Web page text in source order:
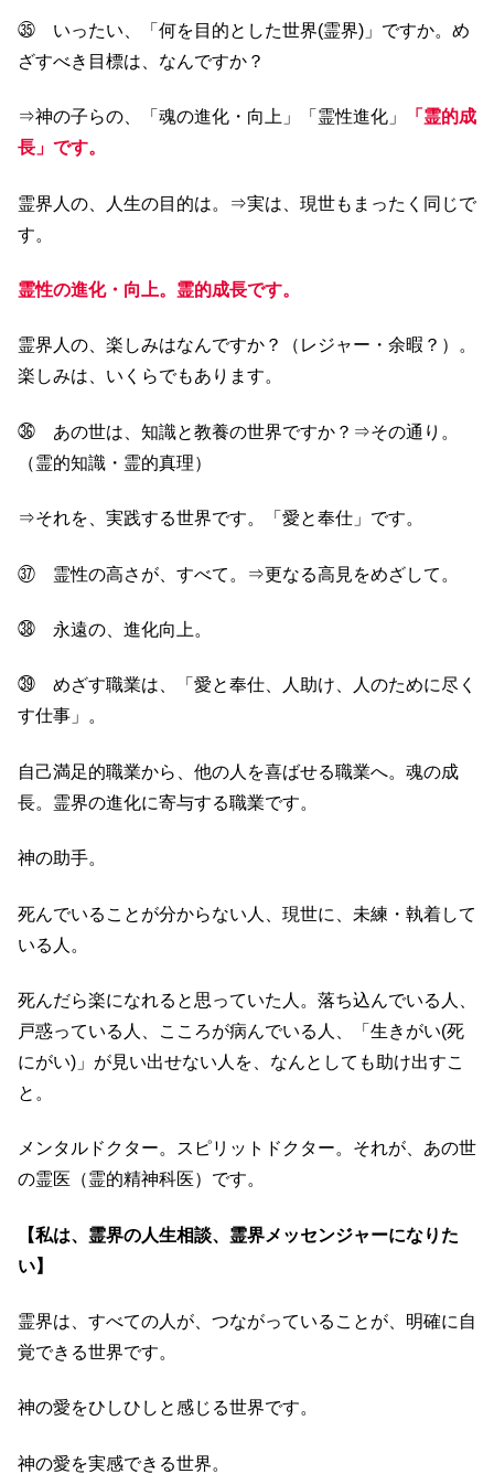
㉟ いったい、「何を目的とした世界(霊界)」ですか。め
ざすべき目標は、なんですか？
⇒神の子らの、「魂の進化・向上」「霊性進化」
「霊的成
長」です。
霊界人の、人生の目的は。⇒実は、現世もまったく同じで
す。
霊性の進化・向上。霊的成長です。
霊界人の、楽しみはなんですか？（レジャー・余暇？）。
楽しみは、いくらでもあります。
㊱ あの世は、知識と教養の世界ですか？⇒その通り。
（霊的知識・霊的真理）
⇒それを、実践する世界です。「愛と奉仕」です。
㊲ 霊性の高さが、すべて。⇒更なる高見をめざして。
㊳ 永遠の、進化向上。
㊴ めざす職業は、「愛と奉仕、人助け、人のために尽く
す仕事」。
自己満足的職業から、他の人を喜ばせる職業へ。魂の成
長。霊界の進化に寄与する職業です。
神の助手。
死んでいることが分からない人、現世に、未練・執着して
いる人。
死んだら楽になれると思っていた人。落ち込んでいる人、
戸惑っている人、こころが病んでいる人、「生きがい(死
にがい)」が見い出せない人を、なんとしても助け出すこ
と。
メンタルドクター。スピリットドクター。それが、あの世
の霊医（霊的精神科医）です。
【私は、霊界の人生相談、霊界メッセンジャーになりた
い】
霊界は、すべての人が、つながっていることが、明確に自
覚できる世界です。
神の愛をひしひしと感じる世界です。
神の愛を実感できる世界。